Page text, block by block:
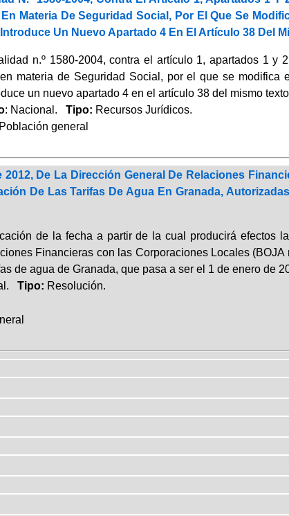
Materia De Seguridad Social, Por El Que Se
Un Nuevo Apartado 4 En El Artículo 38 Del
n.º 1580-2004, contra el artículo 1, apartados 1 y
materia de Seguridad Social, por el que se
un nuevo apartado 4 en el artículo 38 del mismo
: Nacional. Tipo: Recursos Jurídicos.
Población general
2012, De La Dirección General De Relaciones
De Las Tarifas De Agua En Granada,
de la fecha a partir de la cual producirá efectos
Financieras con las Corporaciones Locales
de agua de Granada, que pasa a ser el 1 de enero de
Tipo: Resolución.